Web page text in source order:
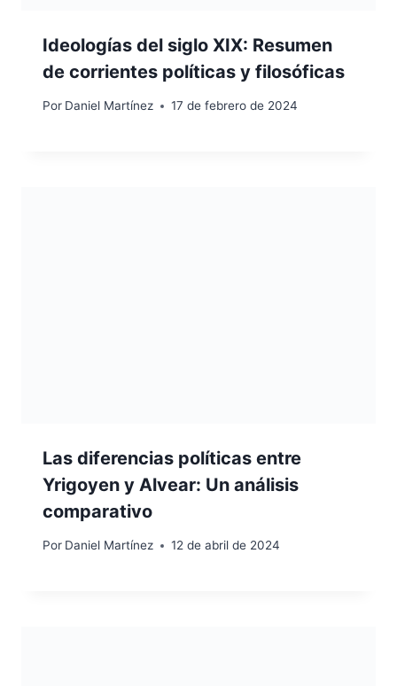
Ideologías del siglo XIX: Resumen
de corrientes políticas y filosóficas
Por Daniel Martínez 17 de febrero de 2024
Las diferencias políticas entre
Yrigoyen y Alvear: Un análisis
comparativo
Por Daniel Martínez 12 de abril de 2024